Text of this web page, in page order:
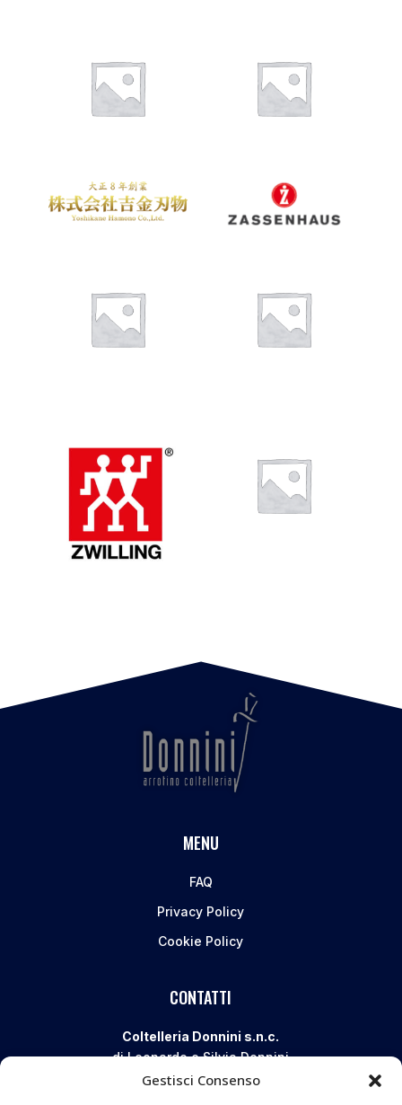
Gestisci Consenso
MENU
FAQ
Privacy Policy
Cookie Policy
CONTATTI
Coltelleria Donnini s.n.c.
di Leonardo e Silvia Donnini
Via Giovanni Lanza, 70 – 50136 FIRENZE